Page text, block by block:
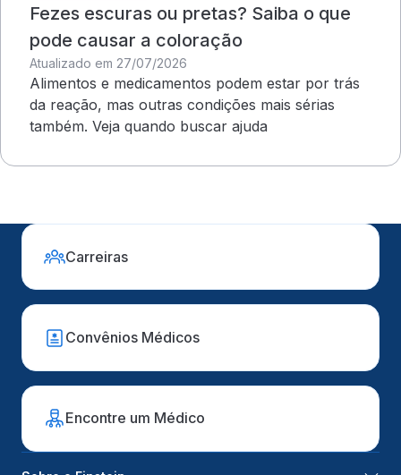
Fezes escuras ou pretas? Saiba o que
pode causar a coloração
Atualizado em 27/07/2026
Alimentos e medicamentos podem estar por trás
da reação, mas outras condições mais sérias
também. Veja quando buscar ajuda
Carreiras
Convênios Médicos
Encontre um Médico